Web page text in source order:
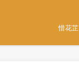
惜花芷